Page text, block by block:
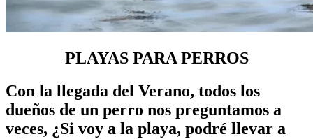
PLAYAS PARA PERROS
Con la llegada del Verano, todos los
dueños de un perro nos preguntamos a
veces, ¿Si voy a la playa, podré llevar a